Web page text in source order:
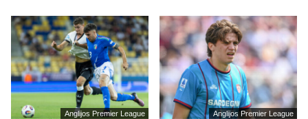
Anglijos Premier League Anglijos Premier League